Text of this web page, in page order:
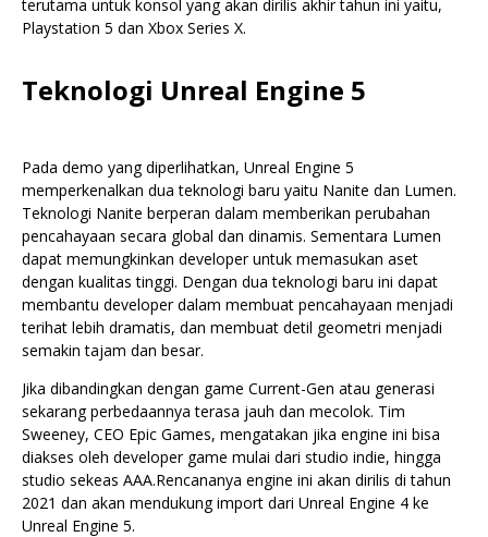
terutama untuk konsol yang akan dirilis akhir tahun ini yaitu,
Playstation 5 dan Xbox Series X.
Teknologi Unreal Engine 5
Pada demo yang diperlihatkan, Unreal Engine 5
memperkenalkan dua teknologi baru yaitu Nanite dan Lumen.
Teknologi Nanite berperan dalam memberikan perubahan
pencahayaan secara global dan dinamis. Sementara Lumen
dapat memungkinkan developer untuk memasukan aset
dengan kualitas tinggi. Dengan dua teknologi baru ini dapat
membantu developer dalam membuat pencahayaan menjadi
terihat lebih dramatis, dan membuat detil geometri menjadi
semakin tajam dan besar.
Jika dibandingkan dengan game Current-Gen atau generasi
sekarang perbedaannya terasa jauh dan mecolok. Tim
Sweeney, CEO Epic Games, mengatakan jika engine ini bisa
diakses oleh developer game mulai dari studio indie, hingga
studio sekeas AAA.Rencananya engine ini akan dirilis di tahun
2021 dan akan mendukung import dari Unreal Engine 4 ke
Unreal Engine 5.